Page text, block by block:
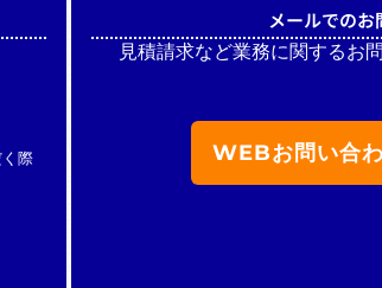
際
メールでのお
見積請求など業務に関するお
WEBお問い合